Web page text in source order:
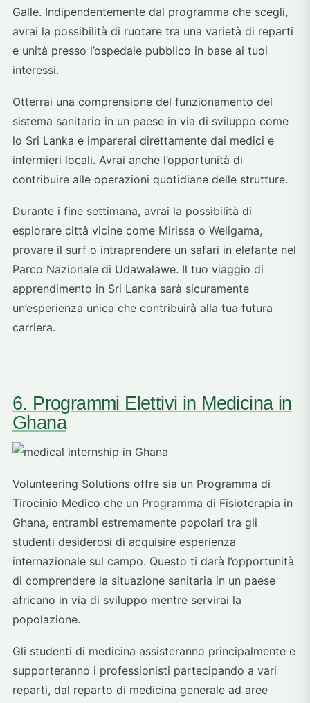
Galle. Indipendentemente dal programma che scegli,
avrai la possibilità di ruotare tra una varietà di reparti
e unità presso l’ospedale pubblico in base ai tuoi
interessi.
Otterrai una comprensione del funzionamento del
sistema sanitario in un paese in via di sviluppo come
lo Sri Lanka e imparerai direttamente dai medici e
infermieri locali. Avrai anche l’opportunità di
contribuire alle operazioni quotidiane delle strutture.
Durante i fine settimana, avrai la possibilità di
esplorare città vicine come Mirissa o Weligama,
provare il surf o intraprendere un safari in elefante nel
Parco Nazionale di Udawalawe. Il tuo viaggio di
apprendimento in Sri Lanka sarà sicuramente
un’esperienza unica che contribuirà alla tua futura
carriera.
6. Programmi Elettivi in Medicina in
Ghana
Volunteering Solutions offre sia un Programma di
Tirocinio Medico che un Programma di Fisioterapia in
Ghana, entrambi estremamente popolari tra gli
studenti desiderosi di acquisire esperienza
internazionale sul campo. Questo ti darà l’opportunità
di comprendere la situazione sanitaria in un paese
africano in via di sviluppo mentre servirai la
popolazione.
Gli studenti di medicina assisteranno principalmente e
supporteranno i professionisti partecipando a vari
reparti, dal reparto di medicina generale ad aree